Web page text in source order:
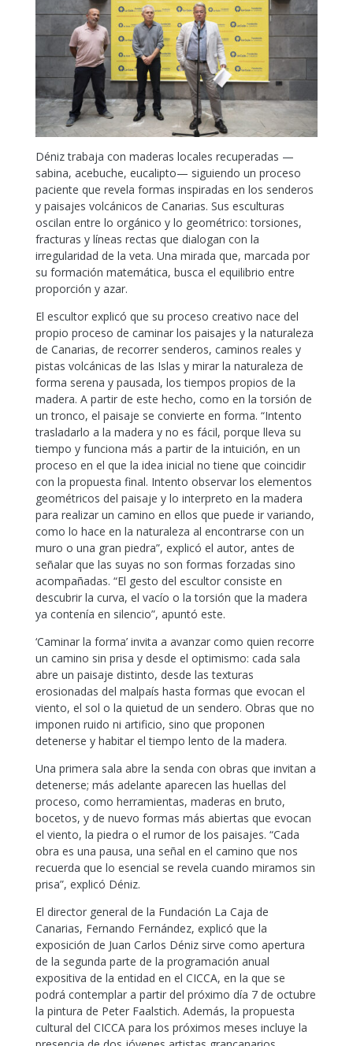
Déniz trabaja con maderas locales recuperadas —
sabina, acebuche, eucalipto— siguiendo un proceso
paciente que revela formas inspiradas en los senderos
y paisajes volcánicos de Canarias. Sus esculturas
oscilan entre lo orgánico y lo geométrico: torsiones,
fracturas y líneas rectas que dialogan con la
irregularidad de la veta. Una mirada que, marcada por
su formación matemática, busca el equilibrio entre
proporción y azar.
El escultor explicó que su proceso creativo nace del
propio proceso de caminar los paisajes y la naturaleza
de Canarias, de recorrer senderos, caminos reales y
pistas volcánicas de las Islas y mirar la naturaleza de
forma serena y pausada, los tiempos propios de la
madera. A partir de este hecho, como en la torsión de
un tronco, el paisaje se convierte en forma. “Intento
trasladarlo a la madera y no es fácil, porque lleva su
tiempo y funciona más a partir de la intuición, en un
proceso en el que la idea inicial no tiene que coincidir
con la propuesta final. Intento observar los elementos
geométricos del paisaje y lo interpreto en la madera
para realizar un camino en ellos que puede ir variando,
como lo hace en la naturaleza al encontrarse con un
muro o una gran piedra”, explicó el autor, antes de
señalar que las suyas no son formas forzadas sino
acompañadas. “El gesto del escultor consiste en
descubrir la curva, el vacío o la torsión que la madera
ya contenía en silencio”, apuntó este.
‘Caminar la forma’ invita a avanzar como quien recorre
un camino sin prisa y desde el optimismo: cada sala
abre un paisaje distinto, desde las texturas
erosionadas del malpaís hasta formas que evocan el
viento, el sol o la quietud de un sendero. Obras que no
imponen ruido ni artificio, sino que proponen
detenerse y habitar el tiempo lento de la madera.
Una primera sala abre la senda con obras que invitan a
detenerse; más adelante aparecen las huellas del
proceso, como herramientas, maderas en bruto,
bocetos, y de nuevo formas más abiertas que evocan
el viento, la piedra o el rumor de los paisajes. “Cada
obra es una pausa, una señal en el camino que nos
recuerda que lo esencial se revela cuando miramos sin
prisa”, explicó Déniz.
El director general de la Fundación La Caja de
Canarias, Fernando Fernández, explicó que la
exposición de Juan Carlos Déniz sirve como apertura
de la segunda parte de la programación anual
expositiva de la entidad en el CICCA, en la que se
podrá contemplar a partir del próximo día 7 de octubre
la pintura de Peter Faalstich. Además, la propuesta
cultural del CICCA para los próximos meses incluye la